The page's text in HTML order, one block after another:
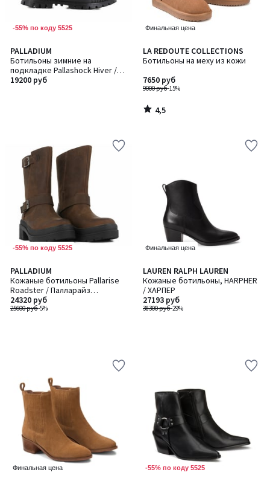
-55% по коду 5525
PALLADIUM
Ботильоны зимние на
подкладке Pallashock Hiver /
Паллашок Хайвер
19200 руб
Финальная цена
LA REDOUTE COLLECTIONS
Ботильоны на меху из кожи
9000 руб-15%
7650 руб
4,5
/ 5
4,5
/
-55% по коду 5525
PALLADIUM
Кожаные ботильоны Pallarise
Roadster / Палларайз
Роадстер
25600 руб-5%
24320 руб
Финальная цена
LAUREN RALPH LAUREN
Кожаные ботильоны, HARPHER
/ ХАРПЕР
38300 руб-29%
27193 руб
Финальная цена -55% по коду 5525